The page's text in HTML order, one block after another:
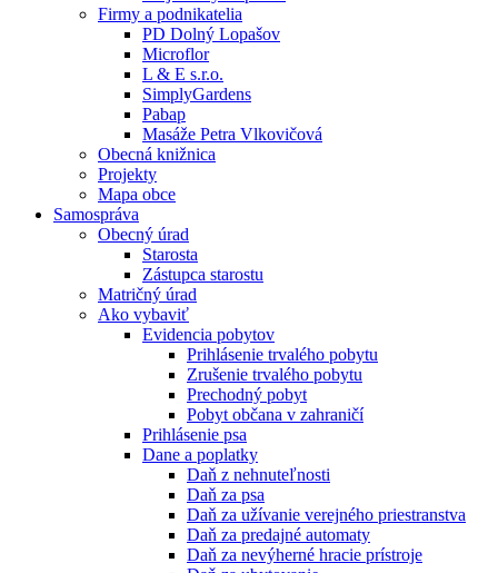
Firmy a podnikatelia
PD Dolný Lopašov
Microflor
L & E s.r.o.
SimplyGardens
Pabap
Masáže Petra Vlkovičová
Obecná knižnica
Projekty
Mapa obce
Samospráva
Obecný úrad
Starosta
Zástupca starostu
Matričný úrad
Ako vybaviť
Evidencia pobytov
Prihlásenie trvalého pobytu
Zrušenie trvalého pobytu
Prechodný pobyt
Pobyt občana v zahraničí
Prihlásenie psa
Dane a poplatky
Daň z nehnuteľnosti
Daň za psa
Daň za užívanie verejného priestranstva
Daň za predajné automaty
Daň za nevýherné hracie prístroje